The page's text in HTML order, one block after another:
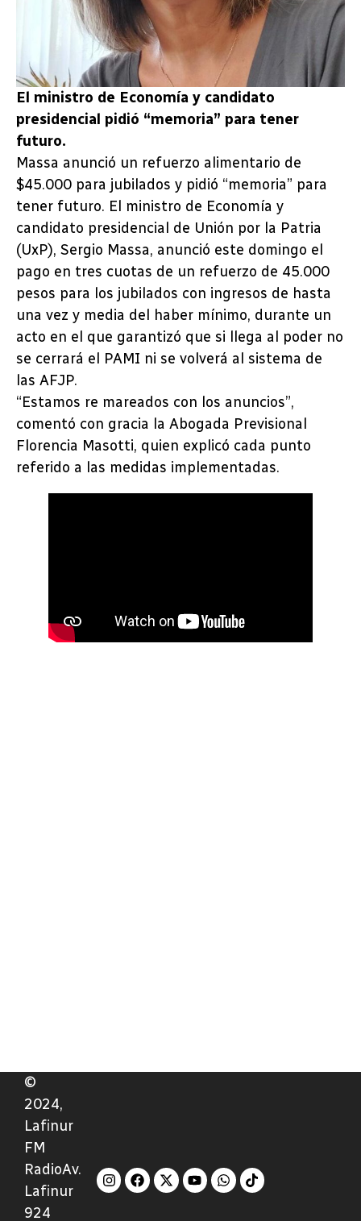
El ministro de Economía y candidato
presidencial pidió “memoria” para tener
futuro.
Massa anunció un refuerzo alimentario de
$45.000 para jubilados y pidió “memoria” para
tener futuro. El ministro de Economía y
candidato presidencial de Unión por la Patria
(UxP), Sergio Massa, anunció este domingo el
pago en tres cuotas de un refuerzo de 45.000
pesos para los jubilados con ingresos de hasta
una vez y media del haber mínimo, durante un
acto en el que garantizó que si llega al poder no
se cerrará el PAMI ni se volverá al sistema de
las AFJP.
“Estamos re mareados con los anuncios”,
comentó con gracia la Abogada Previsional
Florencia Masotti, quien explicó cada punto
referido a las medidas implementadas.
©
2024,
Lafinur
FM
RadioAv.
Lafinur
924